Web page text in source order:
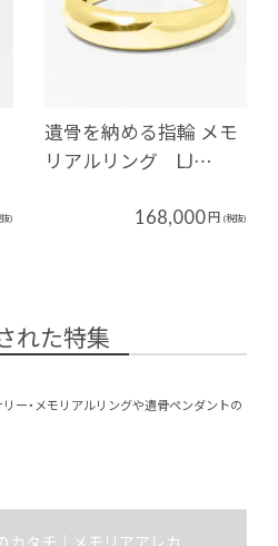
)
遺骨を納める指輪 メモ
リアルリング LJ…
168,000円 (税抜)
れた特集
ー・メモリアルリングや遺骨ペンダントの
カタチ｜メモリアアレカ